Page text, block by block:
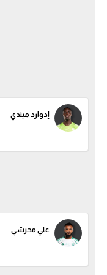
إدوارد ميندي
علي مجرشي